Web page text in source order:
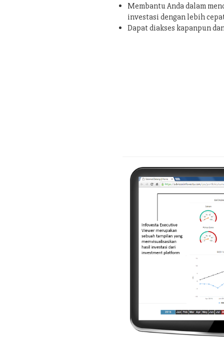
Membantu Anda dalam
investasi dengan lebih
Dapat diakses kapanpun